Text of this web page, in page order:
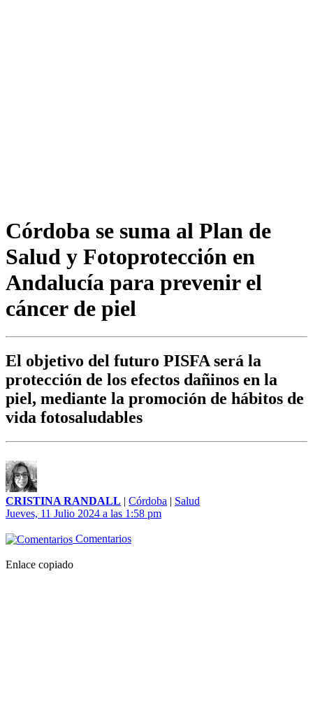
Córdoba se suma al Plan de
Salud y Fotoprotección en
Andalucía para prevenir el
cáncer de piel
El objetivo del futuro PISFA será la
protección de los efectos dañinos en la
piel, mediante la promoción de hábitos de
vida fotosaludables
CRISTINA RANDALL | Córdoba | Salud
Jueves, 11 Julio 2024 a las 1:58 pm
Comentarios
Enlace copiado